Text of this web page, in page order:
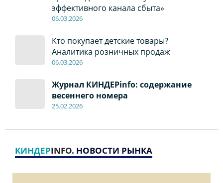
эффективного канала сбыта»
06.03.2026
Кто покупает детские товары?
Аналитика розничных продаж
06.03.2026
Журнал КИНДЕРinfo: содержание
весеннего номера
25.02.2026
КИНДЕРINFO. НОВОСТИ РЫНКА